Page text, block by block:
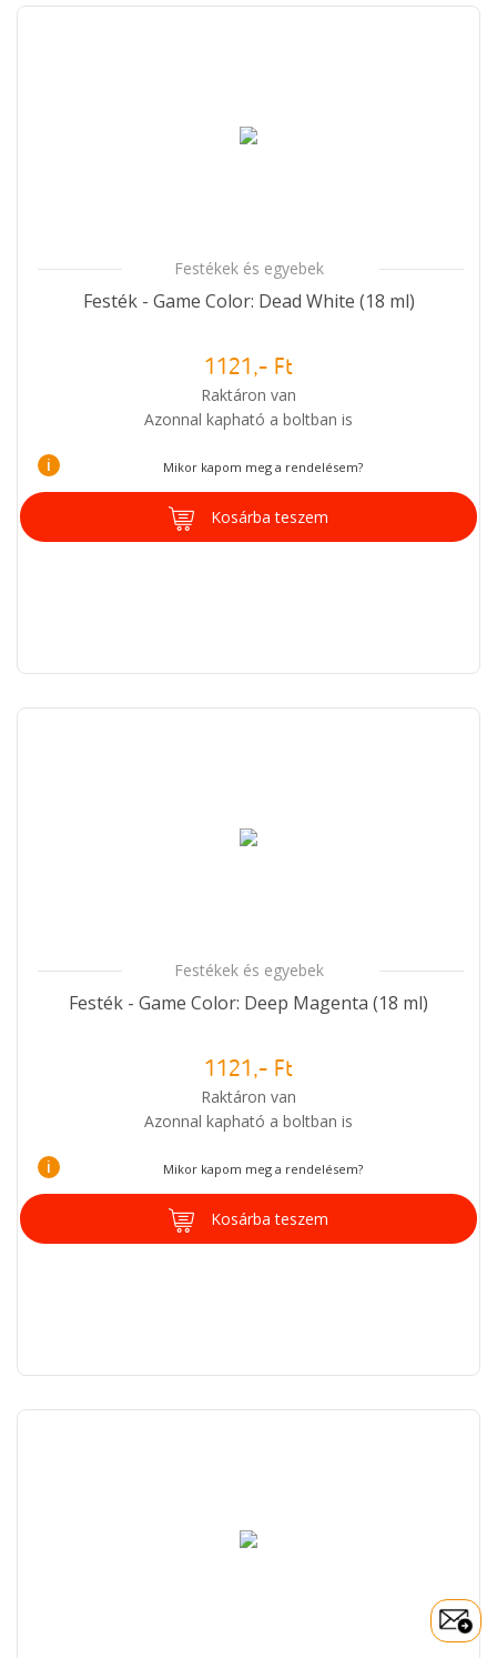
Festékek és egyebek
Festék - Game Color: Dead White (18 ml)
1121,- Ft
Raktáron van
Azonnal kapható a boltban is
i Mikor kapom meg a rendelésem?
Kosárba teszem
Festékek és egyebek
Festék - Game Color: Deep Magenta (18 ml)
1121,- Ft
Raktáron van
Azonnal kapható a boltban is
i Mikor kapom meg a rendelésem?
Kosárba teszem